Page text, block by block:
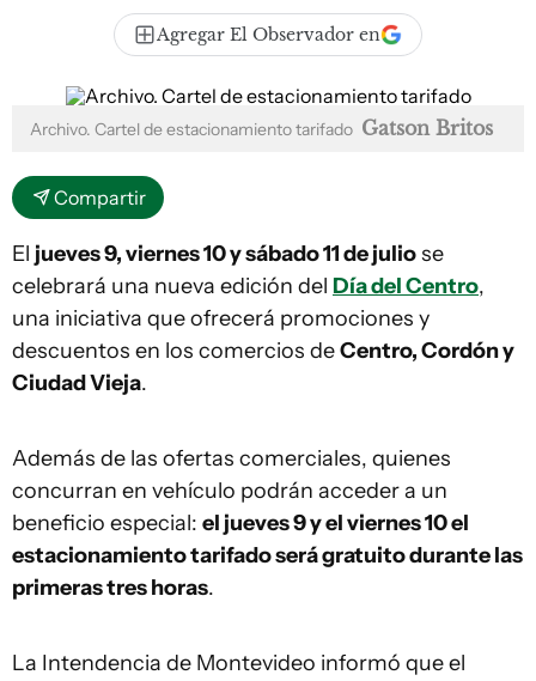
Agregar El Observador en
Archivo. Cartel de estacionamiento tarifado Gatson Britos
Compartir
El jueves 9, viernes 10 y sábado 11 de juliose
celebrará una nueva edición del Día del Centro,
una iniciativa que ofrecerá promociones y
descuentos en los comercios deCentro, Cordón y
Ciudad Vieja.
Además de las ofertas comerciales, quienes
concurran en vehículo podrán acceder a un
beneficio especial: el jueves 9 y el viernes 10 el
estacionamiento tarifado será gratuito durante las
primeras tres horas.
La Intendencia de Montevideo informó que el